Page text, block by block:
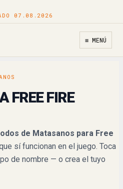
07.08.2026
≡ MENÚ
FREE FIRE
de Matasanos para Free
sí funcionan en el juego. Toca
de nombre — o crea el tuyo
Copiar
Copiar
Copiar
Copiar